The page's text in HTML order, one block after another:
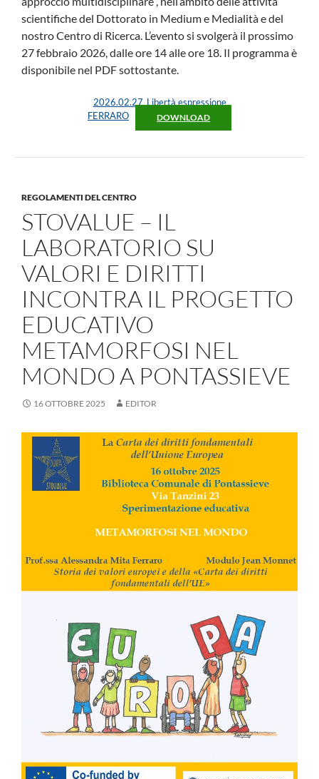
scientifiche del Dottorato in Medium e Medialità e del
nostro Centro di Ricerca. L’evento si svolgerà il prossimo
27 febbraio 2026, dalle ore 14 alle ore 18. Il programma è
disponibile nel PDF sottostante.
2026.02.27_Libertà espressione
FERRARO
DOWNLOAD
REGOLAMENTI DEL CENTRO
STOVALUE – IL
LABORATORIO SU
VALORI E DIRITTI
INCONTRA IL PROGETTO
EDUCATIVO
METAMORFOSI NEL
MONDO A PONTASSIEVE
16 OTTOBRE 2025 EDITOR